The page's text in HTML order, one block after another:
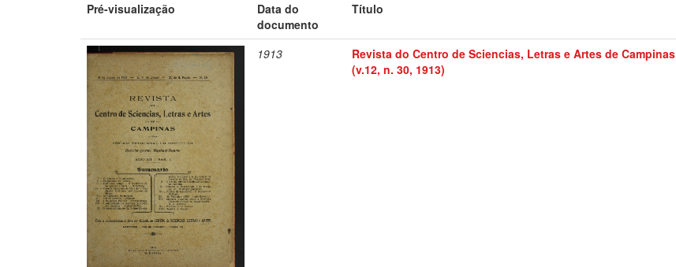
Pré-visualização
Data do
documento
Título
1913
Revista do Centro de Sciencias, Letras e Artes de Campinas
(v.12, n. 30, 1913)